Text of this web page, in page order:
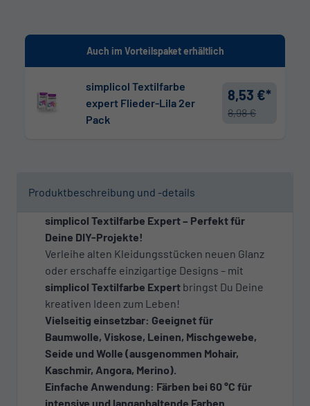
Auch im Vorteilspaket erhältlich
simplicol Textilfarbe
expert Flieder-Lila 2er
Pack
8,53 €
8,98 €
Produktbeschreibung und -details
simplicol Textilfarbe Expert – Perfekt für
Deine DIY-Projekte!
Verleihe alten Kleidungsstücken neuen Glanz
oder erschaffe einzigartige Designs – mit
simplicol Textilfarbe Expert bringst Du Deine
kreativen Ideen zum Leben!
Vielseitig einsetzbar: Geeignet für
Baumwolle, Viskose, Leinen, Mischgewebe,
Seide und Wolle (ausgenommen Mohair,
Kaschmir, Angora, Merino).
Einfache Anwendung: Färben bei 60 °C für
intensive und langanhaltende Farben.